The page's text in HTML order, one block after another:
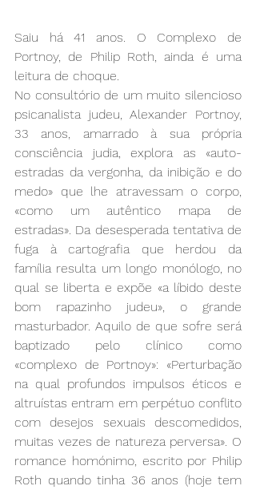
Saiu há 41 anos. O Complexo de
Portnoy, de Philip Roth, ainda é uma
leitura de choque.
No consultório de um muito silencioso
psicanalista judeu, Alexander Portnoy,
33 anos, amarrado à sua própria
consciência judia, explora as «auto-
estradas da vergonha, da inibição e do
medo» que lhe atravessam o corpo,
«como um autêntico mapa de
estradas». Da desesperada tentativa de
fuga à cartografia que herdou da
família resulta um longo monólogo, no
qual se liberta e expõe «a líbido deste
bom rapazinho judeu», o grande
masturbador. Aquilo de que sofre será
baptizado pelo clínico como
«complexo de Portnoy»: «Perturbação
na qual profundos impulsos éticos e
altruístas entram em perpétuo conflito
com desejos sexuais descomedidos,
muitas vezes de natureza perversa». O
romance homónimo, escrito por Philip
Roth quando tinha 36 anos (hoje tem